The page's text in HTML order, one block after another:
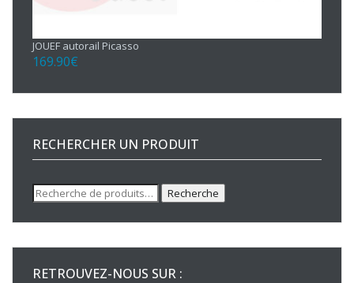
JOUEF autorail Picasso
169.90€
RECHERCHER UN PRODUIT
Recherche
pour :
Recherche
RETROUVEZ-NOUS SUR :